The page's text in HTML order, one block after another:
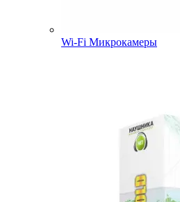
Wi-Fi Микрокамеры